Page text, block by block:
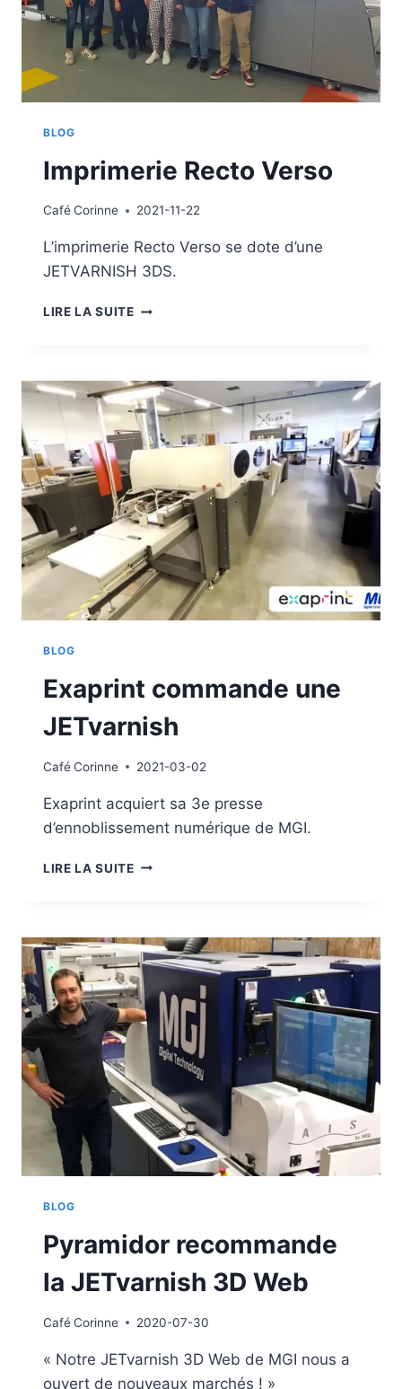
BLOG
Imprimerie Recto Verso
CaféCorinne 2021-11-22
L’imprimerie Recto Verso se dote d’une
JETVARNISH 3DS.
LIRE LA SUITEIMPRIMERIE
BLOG
Exaprint commande une
JETvarnish
CaféCorinne 2021-03-02
Exaprint acquiert sa 3e presse
d’ennoblissement numérique de MGI.
LIRE LA SUITEEXAPRINT
BLOG
Pyramidor recommande
la JETvarnish 3D Web
CaféCorinne 2020-07-30
« Notre JETvarnish 3D Web de MGI nous a
ouvert de nouveaux marchés ! »